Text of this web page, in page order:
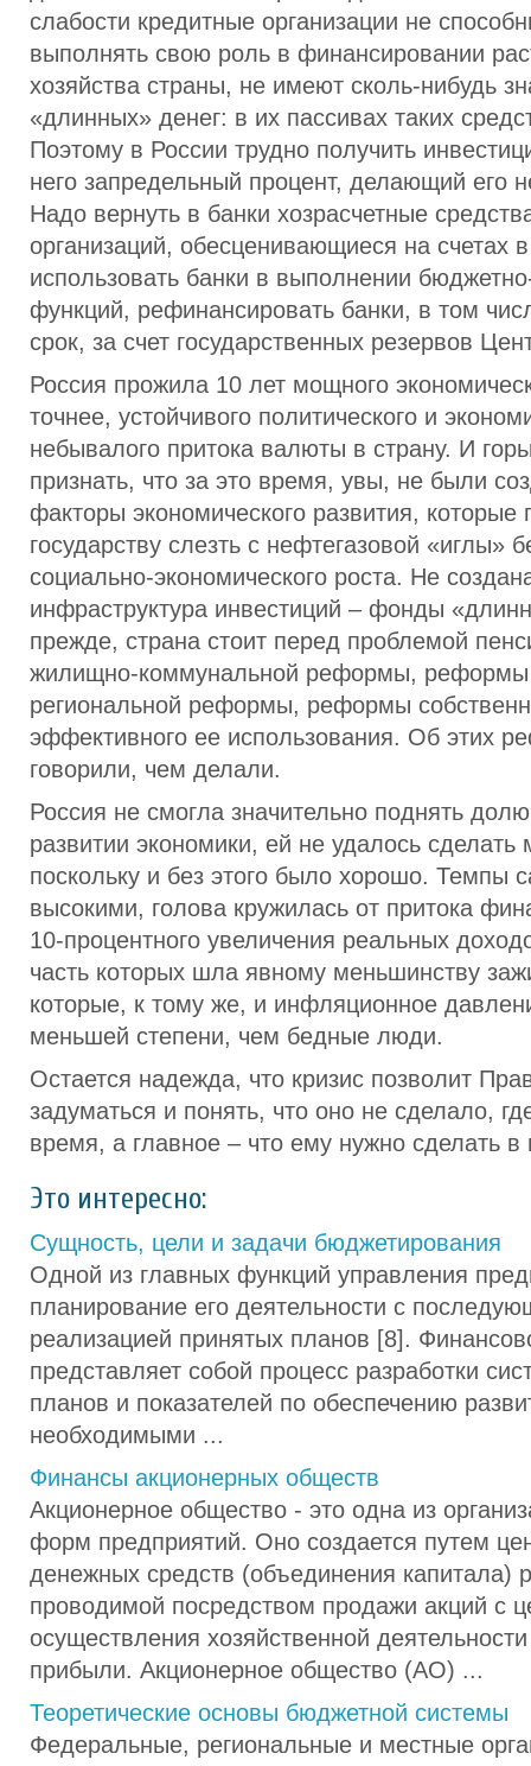
слабости кредитные организации не
выполнять свою роль в финансировании
хозяйства страны, не имеют сколь-нибудь
«длинных» денег: в их пассивах таких
Поэтому в России трудно получить
него запредельный процент, делающий его
Надо вернуть в банки хозрасчетные
организаций, обесценивающиеся на счетах
использовать банки в выполнении
функций, рефинансировать банки, в том
срок, за счет государственных резервов
Россия прожила 10 лет мощного
точнее, устойчивого политического и
небывалого притока валюты в страну. И
признать, что за это время, увы, не были
факторы экономического развития, которые
государству слезть с нефтегазовой «иглы»
социально-экономического роста. Не
инфраструктура инвестиций – фонды
прежде, страна стоит перед проблемой
жилищно-коммунальной реформы, реформы
региональной реформы, реформы
эффективного ее использования. Об этих
говорили, чем делали.
Россия не смогла значительно поднять
развитии экономики, ей не удалось сделать
поскольку и без этого было хорошо. Темпы
высокими, голова кружилась от притока
10-процентного увеличения реальных
часть которых шла явному меньшинству
которые, к тому же, и инфляционное
меньшей степени, чем бедные люди.
Остается надежда, что кризис позволит
задуматься и понять, что оно не сделало,
время, а главное – что ему нужно сделать в
Это интересно:
Сущность, цели и задачи бюджетирования
Одной из главных функций управления
планирование его деятельности с
реализацией принятых планов [8].
представляет собой процесс разработки
планов и показателей по обеспечению
необходимыми ...
Финансы акционерных обществ
Акционерное общество - это одна из
форм предприятий. Оно создается путем
денежных средств (объединения капитала)
проводимой посредством продажи акций с
осуществления хозяйственной
прибыли. Акционерное общество (АО) ...
Теоретические основы бюджетной системы
Федеральные, региональные и местные